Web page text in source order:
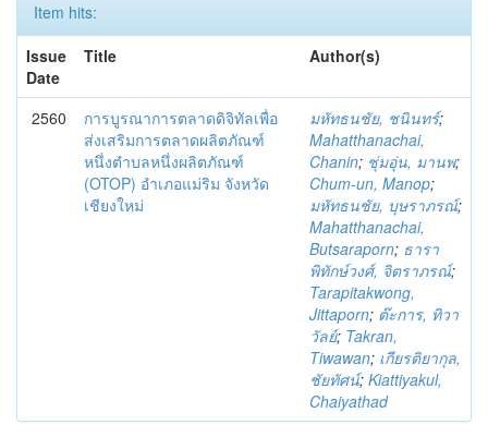
Item hits:
Issue
Date
Title Author(s)
2560
การบูรณาการตลาดดิจิทัลเพื่อ
ส่งเสริมการตลาดผลิตภัณฑ์
หนึ่งตำบลหนึ่งผลิตภัณฑ์
(OTOP) อำเภอแม่ริม จังหวัด
เชียงใหม่
มหัทธนชัย, ชนินทร์;
Mahatthanachai,
Chanin; ชุ่มอุ่น, มานพ;
Chum-un, Manop;
มหัทธนชัย, บุษราภรณ์;
Mahatthanachai,
Butsaraporn; ธารา
พิทักษ์วงศ์, จิตราภรณ์;
Tarapitakwong,
Jittaporn; ต๊ะการ, ทิวา
วัลย์; Takran,
Tiwawan; เกียรติยากุล,
ชัยทัศน์; Kiattiyakul,
Chaiyathad